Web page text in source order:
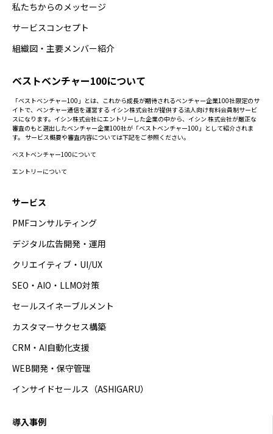
私たちからのメッセージ
サービスコンセプト
組織図・主要メンバー紹介
ベストベンチャー100について
「ベストベンチャー100」とは、これから成長が期待されるベンチャー企業100社限定のサ
イトで、ベンチャー通信を運営する イシン株式会社が提供する法人向け有料会員制サービ
スになります。イシン株式会社にエントリーした企業の中から、イシン 株式会社が厳正な
審査のもと選出したベンチャー企業100社が「ベストベンチャー100」として紹介されま
す。 サービス概要や審査内容については下記をご参照ください。
ベストベンチャー100について
エントリーについて
サービス
PMFコンサルティング
デジタル広告開発・運用
クリエイティブ・UI/UX
SEO・AIO・LLMO対策
セールスイネーブルメント
カスタマーサクセス構築
CRM・AI自動化支援
WEB開発・保守管理
インサイドセールス（ASHIGARU）
導入事例